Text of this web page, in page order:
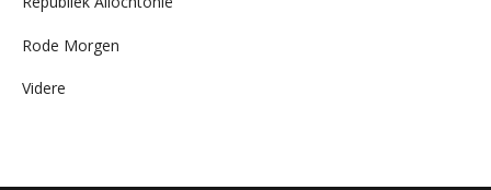
Rode Morgen
Videre